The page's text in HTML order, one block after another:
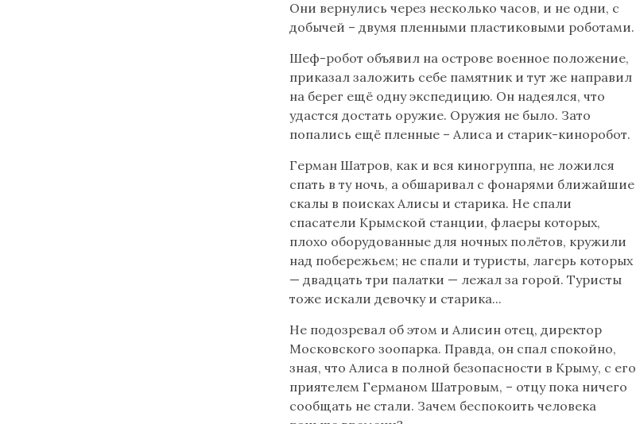
Они вернулись через несколько часов, и не одни, с
добычей – двумя пленными пластиковыми роботами.
Шеф-робот объявил на острове военное положение,
приказал заложить себе памятник и тут же направил
на берег ещё одну экспедицию. Он надеялся, что
удастся достать оружие. Оружия не было. Зато
попались ещё пленные – Алиса и старик-киноробот.
Герман Шатров, как и вся киногруппа, не ложился
спать в ту ночь, а обшаривал с фонарями ближайшие
скалы в поисках Алисы и старика. Не спали
спасатели Крымской станции, флаеры которых,
плохо оборудованные для ночных полётов, кружили
над побережьем; не спали и туристы, лагерь которых
— двадцать три палатки — лежал за горой. Туристы
тоже искали девочку и старика...
Не подозревал об этом и Алисин отец, директор
Московского зоопарка. Правда, он спал спокойно,
зная, что Алиса в полной безопасности в Крыму, с его
приятелем Германом Шатровым, – отцу пока ничего
сообщать не стали. Зачем беспокоить человека